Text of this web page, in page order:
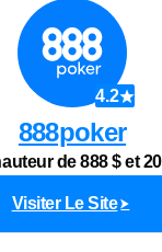
4.2
888poker
de 888 $ et
Visiter Le Site